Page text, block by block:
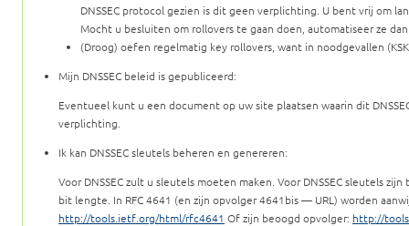
DNSSEC protocol gezien is dit geen verplichting. U bent vrij om
Mocht u besluiten om rollovers te gaan doen, automatiseer ze
(Droog) oefen regelmatig key rollovers, want in noodgevallen
Mijn DNSSEC beleid is gepubliceerd:
Eventueel kunt u een document op uw site plaatsen waarin dit
verplichting.
Ik kan DNSSEC sleutels beheren en genereren:
Voor DNSSEC zult u sleutels moeten maken. Voor DNSSEC sleutels
bit lengte. In RFC 4641 (en zijn opvolger 4641bis — URL) worden
http://tools.ietf.org/html/rfc4641 Of zijn beoogd opvolger: http://